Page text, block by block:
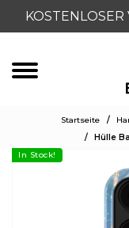
KOSTENLOSER
Startseite /
/
Hülle
In Stock!